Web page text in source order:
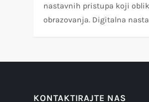
nastavnih pristupa koji
obrazovanja. Digitalna
KONTAKTIRAJTE NAS